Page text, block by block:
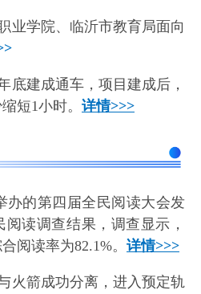
业学院、临沂市教育局面向
底建成通车，项目建成后，
短1小时。 详情>>>
办的第四届全民阅读大会发
读调查结果，调查显示，
阅读率为82.1%。 详情>>>
火箭成功分离，进入预定轨